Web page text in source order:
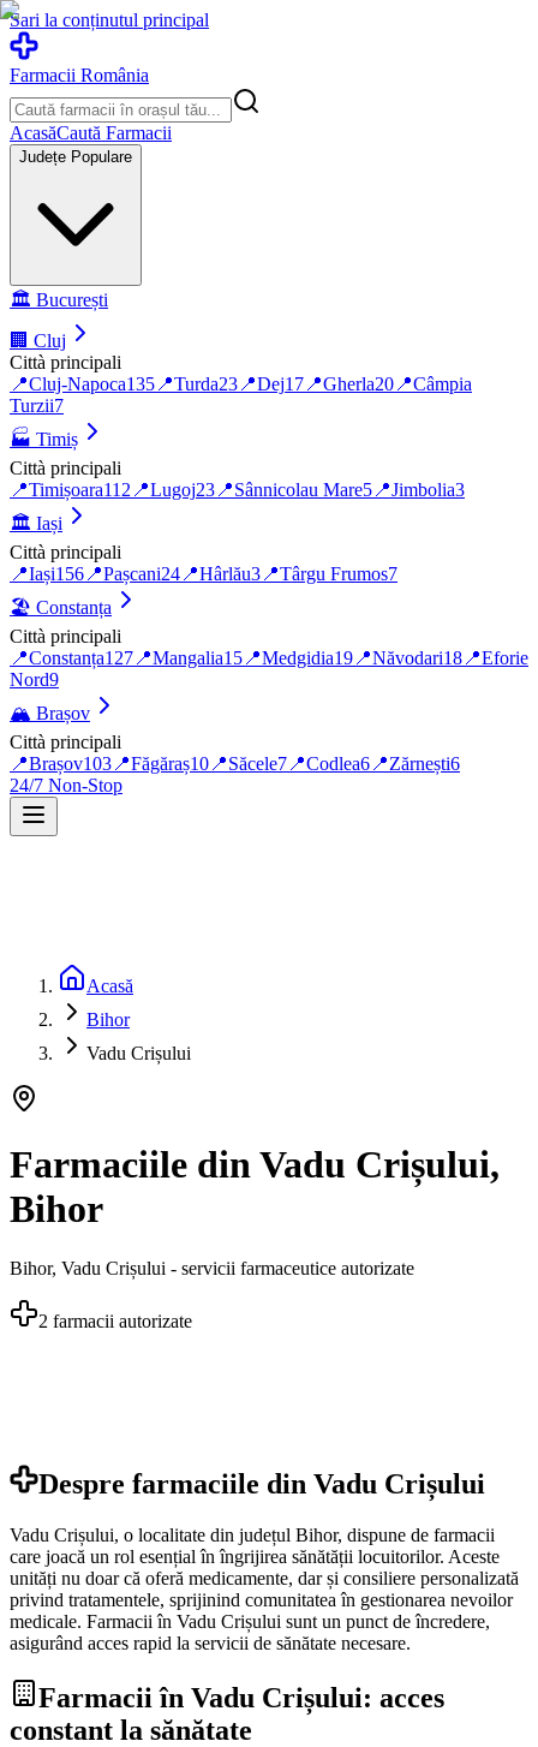
Sari la conținutul principal
Farmacii România
AcasăCaută Farmacii
Județe Populare
🏛️ București
🏢 Cluj
Città principali
📍Cluj-Napoca135 📍Turda23 📍Dej17 📍Gherla20 📍Câmpia
Turzii7
🏭 Timiș
Città principali
📍Timișoara112 📍Lugoj23 📍Sânnicolau Mare5 📍Jimbolia3
🏛️ Iași
Città principali
📍Iași156 📍Pașcani24 📍Hârlău3 📍Târgu Frumos7
🏖️ Constanța
Città principali
📍Constanța127 📍Mangalia15 📍Medgidia19 📍Năvodari18 📍Eforie
Nord9
🏔️ Brașov
Città principali
📍Brașov103 📍Făgăraș10 📍Săcele7 📍Codlea6 📍Zărnești6
24/7 Non-Stop
Acasă
Bihor
Vadu Crișului
Farmaciile din Vadu Crișului,
Bihor
Bihor, Vadu Crișului - servicii farmaceutice autorizate
2 farmacii autorizate
Despre farmaciile din Vadu Crișului
Vadu Crișului, o localitate din județul Bihor, dispune de farmacii
care joacă un rol esențial în îngrijirea sănătății locuitorilor. Aceste
unități nu doar că oferă medicamente, dar și consiliere personalizată
privind tratamentele, sprijinind comunitatea în gestionarea nevoilor
medicale. Farmacii în Vadu Crișului sunt un punct de încredere,
asigurând acces rapid la servicii de sănătate necesare.
Farmacii în Vadu Crișului: acces
constant la sănătate